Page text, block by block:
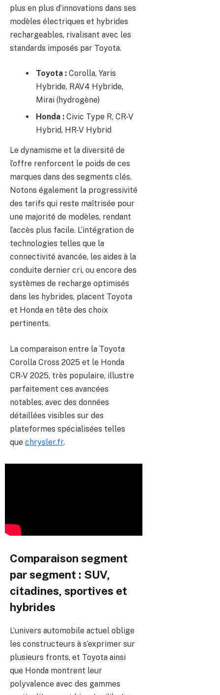
plus en plus d’innovations dans ses
modèles électriques et hybrides
rechargeables, rivalisant avec les
standards imposés par Toyota.
Toyota : Corolla, Yaris
Hybride, RAV4 Hybride,
Mirai (hydrogène)
Honda : Civic Type R, CR-V
Hybrid, HR-V Hybrid
Le dynamisme et la diversité de
l’offre renforcent le poids de ces
marques dans des segments clés.
Notons également la progressivité
des tarifs qui reste maîtrisée pour
une majorité de modèles, rendant
l’accès plus facile. L’intégration de
technologies telles que la
connectivité avancée, les aides à la
conduite dernier cri, ou encore des
systèmes de recharge optimisés
dans les hybrides, placent Toyota
et Honda en tête des choix
pertinents.
La comparaison entre la Toyota
Corolla Cross 2025 et le Honda
CR-V 2025, très populaire, illustre
parfaitement ces avancées
notables, avec des données
détaillées visibles sur des
plateformes spécialisées telles
que chrysler.fr.
Comparaison segment
par segment : SUV,
citadines, sportives et
hybrides
L’univers automobile actuel oblige
les constructeurs à s’exprimer sur
plusieurs fronts, et Toyota ainsi
que Honda montrent leur
polyvalence avec des gammes